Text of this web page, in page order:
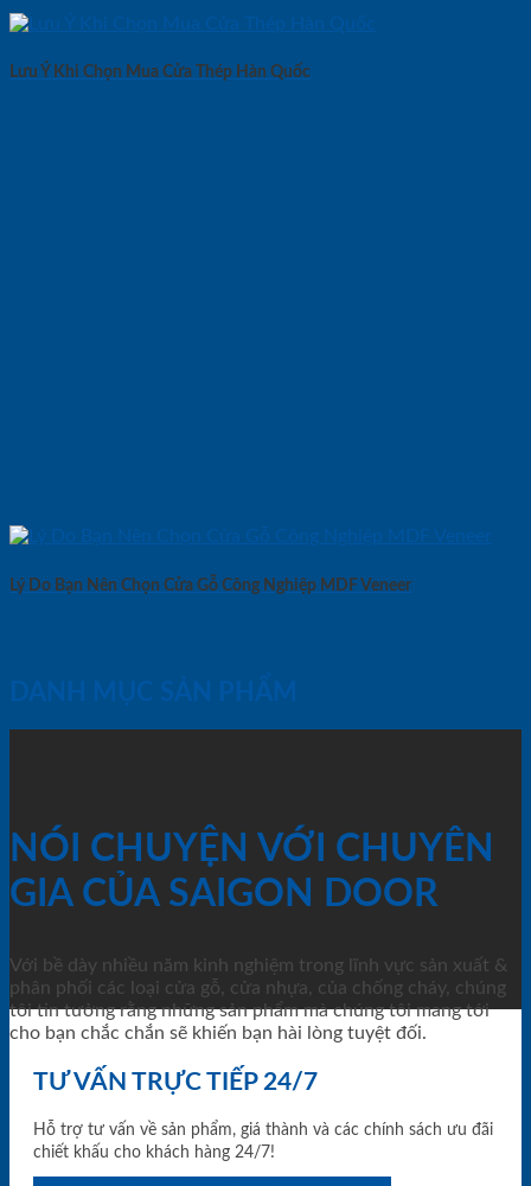
Lưu Ý Khi Chọn Mua Cửa Thép Hàn Quốc
Lý Do Bạn Nên Chọn Cửa Gỗ Công Nghiệp MDF Veneer
DANH MỤC SẢN PHẨM
NÓI CHUYỆN VỚI CHUYÊN
GIA CỦA SAIGON DOOR
Với bề dày nhiều năm kinh nghiệm trong lĩnh vực sản xuất &
phân phối các loại cửa gỗ, cửa nhựa, của chống cháy, chúng
tôi tin tưởng rằng những sản phẩm mà chúng tôi mang tới
cho bạn chắc chắn sẽ khiến bạn hài lòng tuyệt đối.
TƯ VẤN TRỰC TIẾP 24/7
Hỗ trợ tư vấn về sản phẩm, giá thành và các chính sách ưu đãi
chiết khấu cho khách hàng 24/7!